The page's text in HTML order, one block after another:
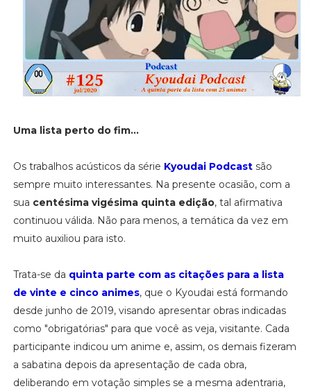
Uma lista perto do fim...
Os trabalhos acústicos da série Kyoudai Podcastsão
sempre muito interessantes. Na presente ocasião, com a
sua centésima vigésima quinta edição, tal afirmativa
continuou válida. Não para menos, a temática da vez em
muito auxiliou para isto.
Trata-se da quinta parte com as citações para a lista
de vinte e cinco animes, que o Kyoudai está formando
desde junho de 2019, visando apresentar obras indicadas
como "obrigatórias" para que você as veja, visitante. Cada
participante indicou um anime e, assim, os demais fizeram
a sabatina depois da apresentação de cada obra,
deliberando em votação simples se a mesma adentraria,